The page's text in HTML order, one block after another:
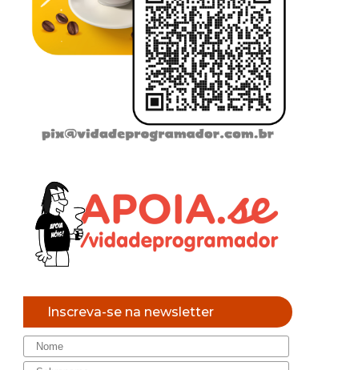
Inscreva-se na newsletter